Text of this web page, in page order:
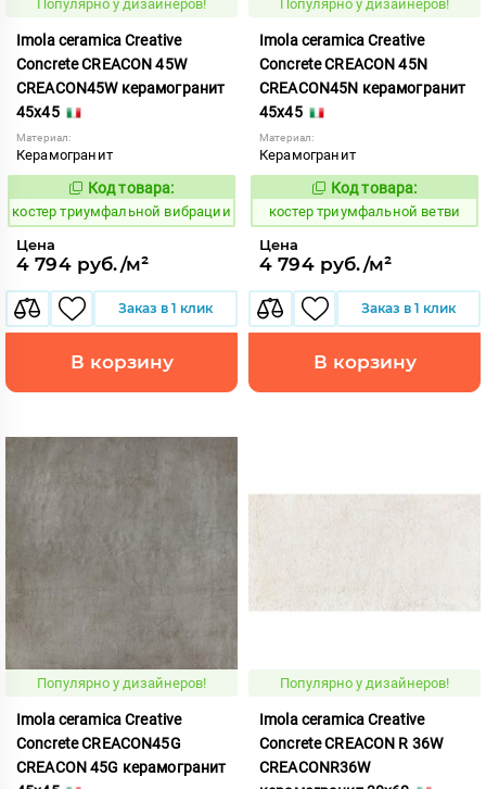
Популярно у дизайнеров!
Imola ceramica Creative
Concrete CREACON 45W
CREACON45W керамогранит
45x45
Материал:
Керамогранит
809885
Код товара:
костер триумфальной вибрации
Цена
4 794 руб./м²
Заказ в 1 клик
В корзину
Популярно у дизайнеров!
Imola ceramica Creative
Concrete CREACON 45N
CREACON45N керамогранит
45x45
Материал:
Керамогранит
809884
Код товара:
костер триумфальной ветви
Цена
4 794 руб./м²
Заказ в 1 клик
В корзину
Популярно у дизайнеров!
Imola ceramica Creative
Concrete CREACON45G
CREACON 45G керамогранит
Популярно у дизайнеров!
Imola ceramica Creative
Concrete CREACON R 36W
CREACONR36W